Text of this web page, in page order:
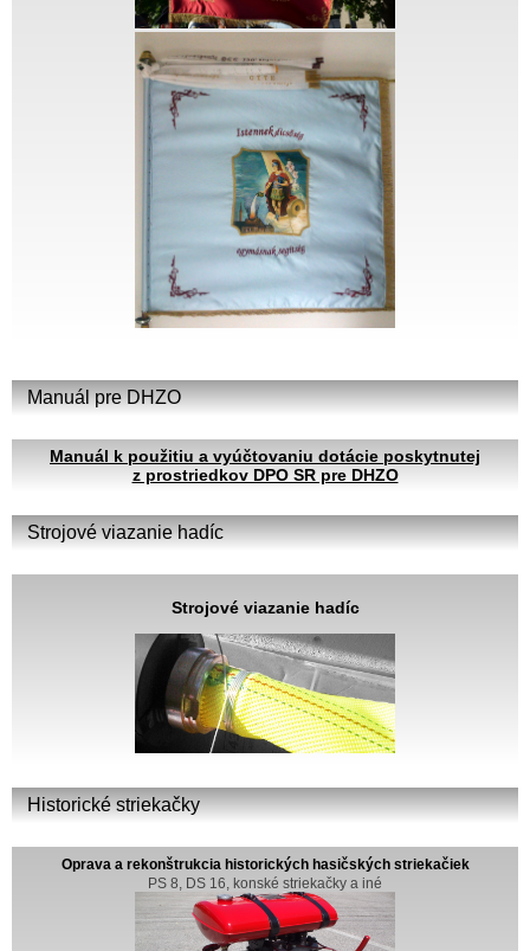
Manuál pre DHZO
Manuál k použitiu a vyúčtovaniu dotácie poskytnutej
z prostriedkov DPO SR pre DHZO
Strojové viazanie hadíc
Strojové viazanie hadíc
Historické striekačky
Oprava a rekonštrukcia historických hasičských striekačiek
PS 8, DS 16, konské striekačky a iné